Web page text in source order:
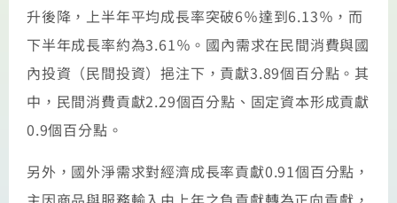
升後降，上半年平均成長率突破6％達到6.13％，而
下半年成長率約為3.61％。國內需求在民間消費與國
內投資（民間投資）挹注下，貢獻3.89個百分點。其
中，民間消費貢獻2.29個百分點、固定資本形成貢獻
0.9個百分點。
另外，國外淨需求對經濟成長率貢獻0.91個百分點，